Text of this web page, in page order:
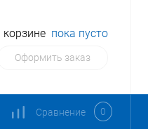
корзине пока пусто
Оформить заказ
Сравнение 0